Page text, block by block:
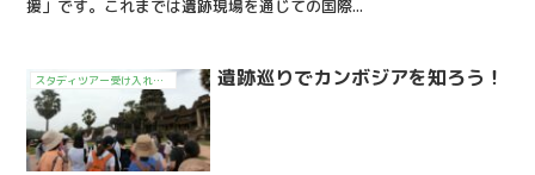
援」です。これまでは遺跡現場を通じての国際...
スタディツアー受け入れ日記 遺跡巡りでカンボジアを知ろう！